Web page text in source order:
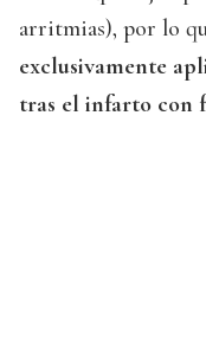
arritmias), por lo
exclusivamente
tras el infarto con